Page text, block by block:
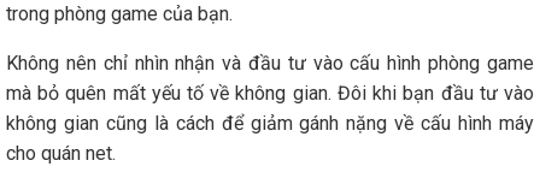
trong phòng game của bạn.
Không nên chỉ nhìn nhận và đầu tư vào cấu hình phòng game
mà bỏ quên mất yếu tố về không gian. Đôi khi bạn đầu tư vào
không gian cũng là cách để giảm gánh nặng về cấu hình máy
cho quán net.